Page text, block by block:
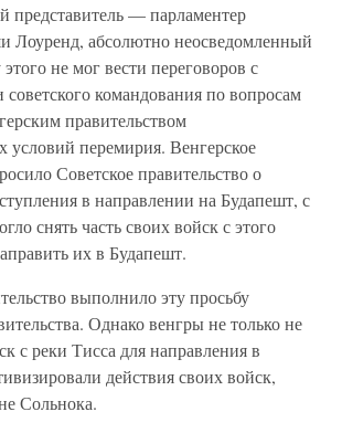
представитель — парламентер
Лоуренд, абсолютно неосведомленный
не мог вести переговоров с
советского командования по вопросам
правительством
условий перемирия. Венгерское
Советское правительство о
в направлении на Будапешт, с
снять часть своих войск с этого
их в Будапешт.
выполнило эту просьбу
Однако венгры не только не
с реки Тисса для направления в
действия своих войск,
Сольнока.